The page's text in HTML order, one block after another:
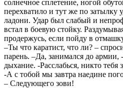
солнечное сплетение, ногой
перехватило и тут же по затылку
ладони. Удар был слабый и
встал в боевую стойку.
продержусь, если пойду в
–Ты что каратист, что ли? –
парень. –Да, занимался до армии,
дыхание. -Расслабься, никто тебя
-А с тобой мы завтра наедине
– Следующего зови!